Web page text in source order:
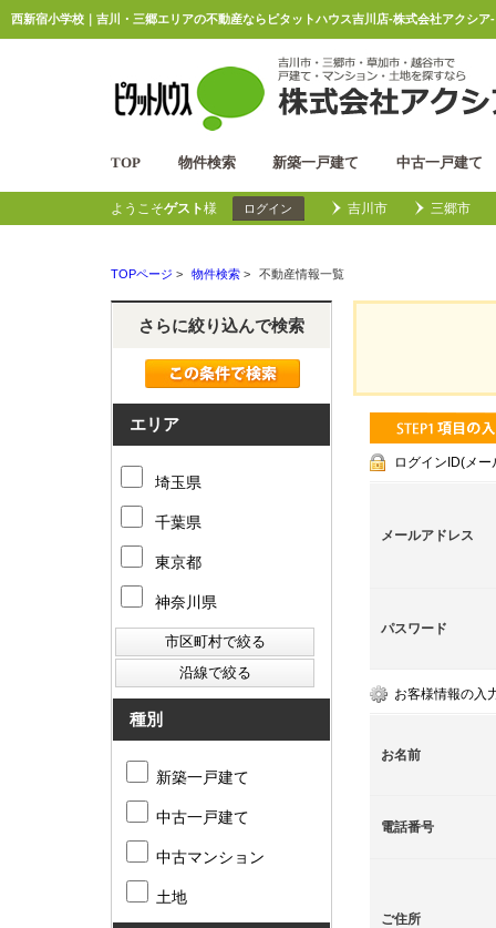
西新宿小学校｜吉川・三郷エリアの不動産ならピタットハウス吉川店-株式会社アクシア-
TOP 物件検索 新築一戸建て 中古一戸建て
ようこそゲスト様 ログイン 吉川市 三郷市
TOPページ > 物件検索 > 不動産情報一覧
ログインID(メ
メールアドレス
パスワード
お客様情報の入
お名前
電話番号
ご住所
さらに絞り込んで検索
エリア
埼玉県
千葉県
東京都
神奈川県
種別
新築一戸建て
中古一戸建て
中古マンション
土地